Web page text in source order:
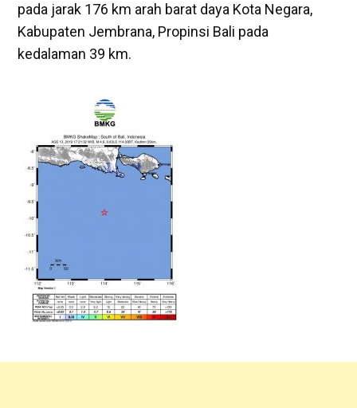
pada jarak 176 km arah barat daya Kota Negara,
Kabupaten Jembrana, Propinsi Bali pada
kedalaman 39 km.